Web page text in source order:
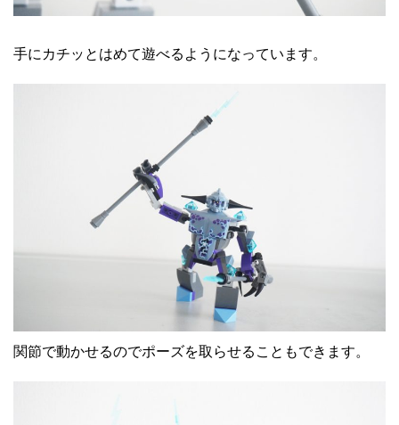
手にカチッとはめて遊べるようになっています。
関節で動かせるのでポーズを取らせることもできます。